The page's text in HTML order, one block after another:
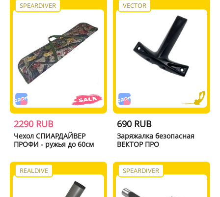
SPEARDIVER
2290 RUB
Чехол СПИАРДАЙВЕР
ПРОФИ - ружья до 60см
VECTOR
690 RUB
Заряжалка безопасная
ВЕКТОР ПРО
REALDIVE SPEARDIVER